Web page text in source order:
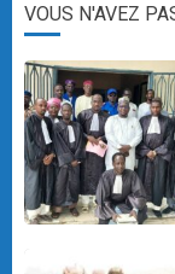
VOUS N'AVEZ